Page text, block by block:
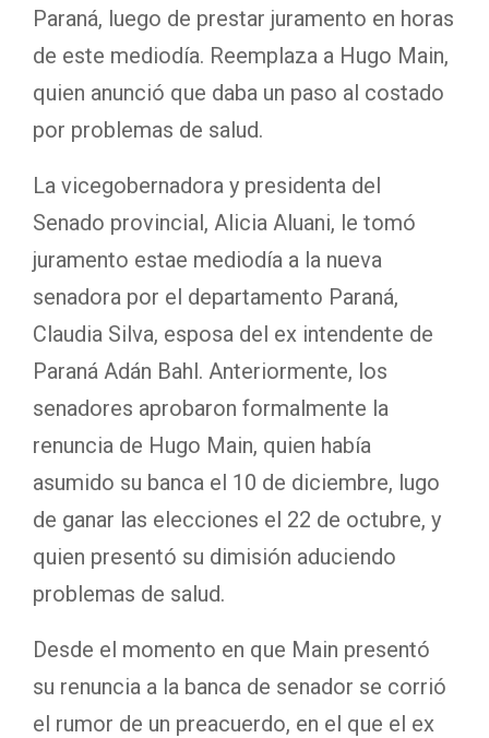
Paraná, luego de prestar juramento en horas
de este mediodía. Reemplaza a Hugo Main,
quien anunció que daba un paso al costado
por problemas de salud.
La vicegobernadora y presidenta del
Senado provincial, Alicia Aluani, le tomó
juramento estae mediodía a la nueva
senadora por el departamento Paraná,
Claudia Silva, esposa del ex intendente de
Paraná Adán Bahl. Anteriormente, los
senadores aprobaron formalmente la
renuncia de Hugo Main, quien había
asumido su banca el 10 de diciembre, lugo
de ganar las elecciones el 22 de octubre, y
quien presentó su dimisión aduciendo
problemas de salud.
Desde el momento en que Main presentó
su renuncia a la banca de senador se corrió
el rumor de un preacuerdo, en el que el ex